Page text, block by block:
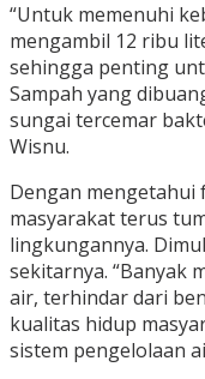
“Untuk memenuhi
mengambil 12 ribu
sehingga penting
Sampah yang
sungai tercemar
Wisnu.
Dengan mengetahui
masyarakat terus
lingkungannya.
sekitarnya. “Banyak
air, terhindar dari
kualitas hidup
sistem pengelolaan